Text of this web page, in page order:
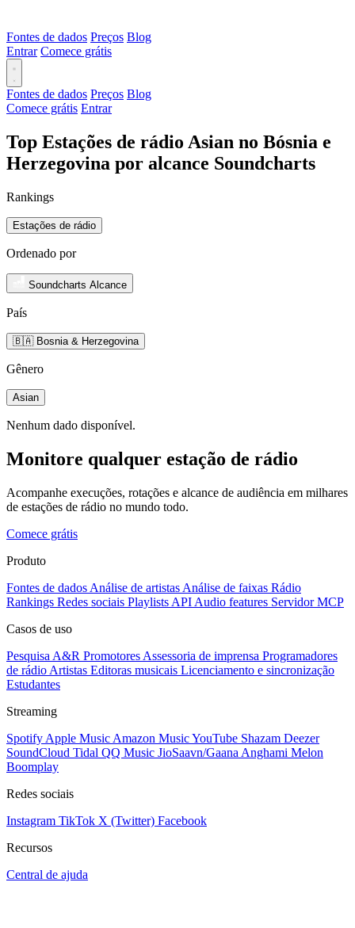
Fontes de dados Preços Blog
Entrar Comece grátis
Fontes de dados Preços Blog
Comece grátis Entrar
Top Estações de rádio Asian no Bósnia e
Herzegovina por alcance Soundcharts
Rankings
Estações de rádio
Ordenado por
Soundcharts Alcance
País
🇧🇦 Bosnia & Herzegovina
Gênero
Asian
Nenhum dado disponível.
Monitore qualquer estação de rádio
Acompanhe execuções, rotações e alcance de audiência em milhares
de estações de rádio no mundo todo.
Comece grátis
Produto
Fontes de dados Análise de artistas Análise de faixas Rádio
Rankings Redes sociais Playlists API Audio features Servidor MCP
Casos de uso
Pesquisa A&R Promotores Assessoria de imprensa Programadores
de rádio Artistas Editoras musicais Licenciamento e sincronização
Estudantes
Streaming
Spotify Apple Music Amazon MusicYouTube Shazam Deezer
SoundCloud Tidal QQ Music JioSaavn/Gaana Anghami Melon
Boomplay
Redes sociais
Instagram TikTok X (Twitter) Facebook
Recursos
Central de ajuda